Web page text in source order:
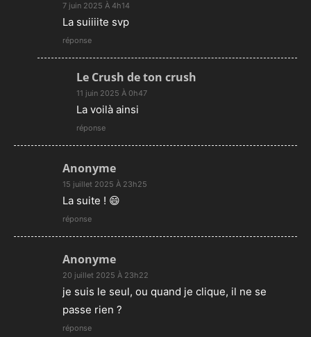
7 juin 2025 À 4h14
La suiiiite svp
réponse
Le Crush de ton crush
11 juin 2025 À 0h47
La voilà ainsi
réponse
Anonyme
15 juillet 2025 À 23h25
La suite ! 😄
réponse
Anonyme
20 juillet 2025 À 23h22
je suis le seul, ou quand je clique, il ne se
passe rien ?
réponse